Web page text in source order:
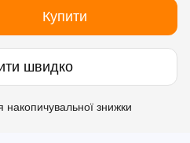
Купити
швидко
накопичувальної знижки